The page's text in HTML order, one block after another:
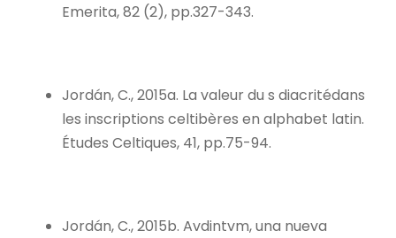
Emerita, 82 (2), pp.327-343.
Jordán, C., 2015a. La valeur du s diacritédans
les inscriptions celtibères en alphabet latin.
Études Celtiques, 41, pp.75-94.
Jordán, C., 2015b. Avdintvm, una nueva